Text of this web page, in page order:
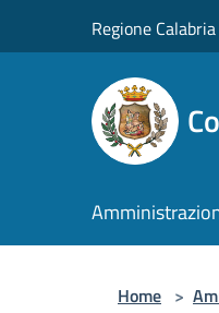
Regione Calabria
Home >